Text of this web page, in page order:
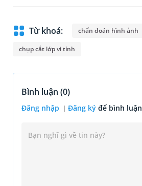
Từ khoá: chẩn đoán hình ảnh
chụp cắt lớp vi tính
Bình luận (0)
Đăng nhập Đăng ký để bình luận